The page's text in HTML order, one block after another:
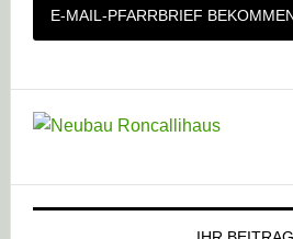
E-MAIL-PFARRBRIEF